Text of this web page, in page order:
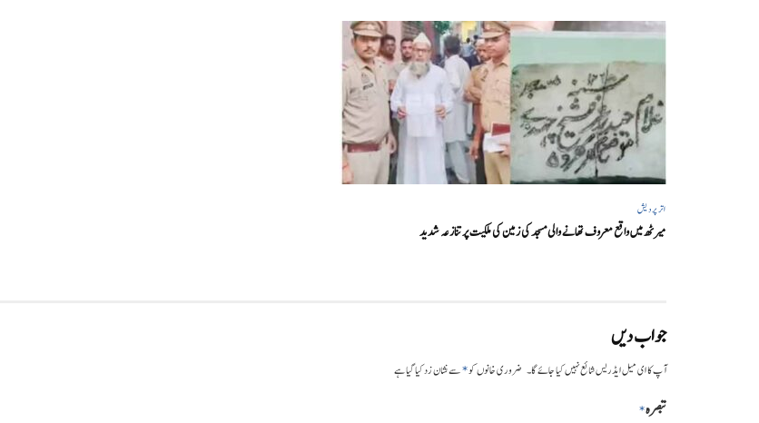
اتر پردیش
میرٹھ میں واقع معروف تھانے والی مسجد کی زمین کی ملکیت پر تنازعہ شدید
جواب دیں
آپ کا ای میل ایڈریس شائع نہیں کیا جائے گا۔ ضروری خانوں کو*سے نشان زد کیا گیا ہے
تبصرہ*